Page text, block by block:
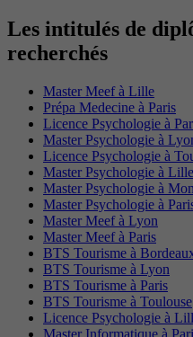
Les intitulés de
recherchés
Master Meef à Lille
Prépa Medecine à Paris
Licence Psychologie à
Master Psychologie à
Licence Psychologie à
Master Psychologie à Lille
Master Psychologie à
Master Psychologie à
Master Meef à Lyon
Master Meef à Paris
BTS Tourisme à
BTS Tourisme à Lyon
BTS Tourisme à Paris
BTS Tourisme à Toulouse
Licence Psychologie à